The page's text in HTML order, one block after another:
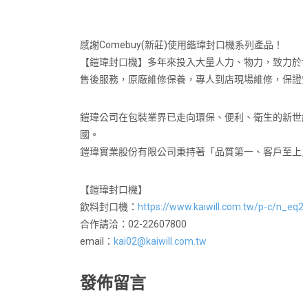
感謝Comebuy(新莊)使用鍇瑋封口機系列產品！
【鎧瑋封口機】多年來投入大量人力、物力，致力
售後服務，原廠維修保養，專人到店現場維修，保證
鎧瑋公司在包裝業界已走向環保、便利、衛生的新
國。
鎧瑋實業股份有限公司秉持著「品質第一、客戶至
【鎧瑋封口機】
飲料封口機： https://www.kaiwill.com.tw/p-c/
合作請洽：02-22607800
email： kai02@kaiwill.com.tw
發佈留言